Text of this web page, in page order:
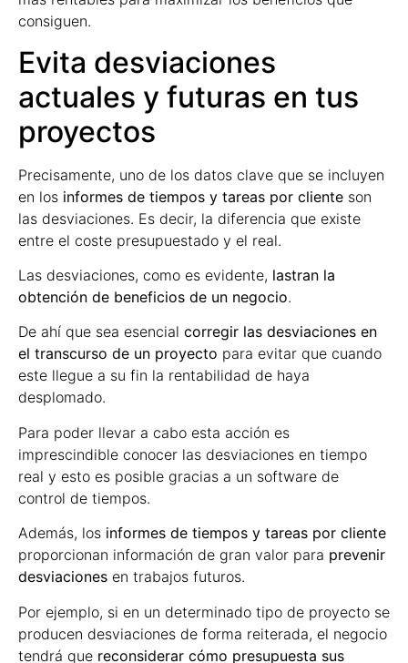
consiguen.
Evita desviaciones
actuales y futuras en tus
proyectos
Precisamente, uno de los datos clave que se incluyen
en los informes de tiempos y tareas por cliente son
las desviaciones. Es decir, la diferencia que existe
entre el coste presupuestado y el real.
Las desviaciones, como es evidente, lastran la
obtención de beneficios de un negocio.
De ahí que sea esencial corregir las desviaciones en
el transcurso de un proyecto para evitar que cuando
este llegue a su fin la rentabilidad de haya
desplomado.
Para poder llevar a cabo esta acción es
imprescindible conocer las desviaciones en tiempo
real y esto es posible gracias a un software de
control de tiempos.
Además, los informes de tiempos y tareas por cliente
proporcionan información de gran valor para prevenir
desviaciones en trabajos futuros.
Por ejemplo, si en un determinado tipo de proyecto se
producen desviaciones de forma reiterada, el negocio
tendrá que reconsiderar cómo presupuesta sus